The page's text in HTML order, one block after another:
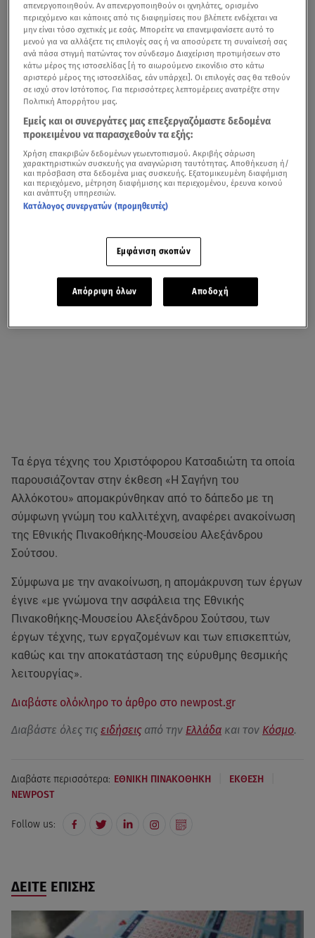
Τα έργα τέχνης του Χριστόφορου Κατσαδιώτη τα οποία
παρουσιάζονταν στην έκθεση «Η Σαγήνη του
Αλλόκοτου» απομακρύνθηκαν από το δάπεδο με τη
σύμφωνη γνώμη του καλλιτέχνη, αναφέρει ανακοίνωση
της Εθνικής Πινακοθήκης-Μουσείου Αλεξάνδρου
Σούτσου.
Σύμφωνα με την ανακοίνωση, η απομάκρυνση των έργων
έγινε «με γνώμονα την ασφάλεια της Εθνικής
Πινακοθήκης-Μουσείου Αλεξάνδρου Σούτσου, των
έργων τέχνης, των εργαζομένων και των επισκεπτών,
καθώς και την αποκατάσταση της εύρυθμης θεσμικής
λειτουργίας».
Διαβάστε ολόκληρο το άρθρο στο newpost.gr
Διαβάστε όλες τις ειδήσεις από την Ελλάδα και τον Κόσμο.
Διαβάστε περισσότερα: ΕΘΝΙΚΗ ΠΙΝΑΚΟΘΗΚΗ ΕΚΘΕΣΗ
NEWPOST
Follow us:
ΔΕΙΤΕ ΕΠΙΣΗΣ
απενεργοποιηθούν. Αν απενεργοποιηθούν οι ιχνηλάτες, ορισμένο
περιεχόμενο και κάποιες από τις διαφημίσεις που βλέπετε ενδέχεται να
μην είναι τόσο σχετικές με εσάς. Μπορείτε να επανεμφανίσετε αυτό το
μενού για να αλλάξετε τις επιλογές σας ή να αποσύρετε τη συναίνεσή σας
ανά πάσα στιγμή πατώντας τον σύνδεσμο Διαχείριση προτιμήσεων στο
κάτω μέρος της ιστοσελίδας [ή το αιωρούμενο εικονίδιο στο κάτω
αριστερό μέρος της ιστοσελίδας, εάν υπάρχει]. Οι επιλογές σας θα τεθούν
σε ισχύ στον Ιστότοπος. Για περισσότερες λεπτομέρειες ανατρέξτε στην
Πολιτική Απορρήτου μας.
Εμείς και οι συνεργάτες μας επεξεργαζόμαστε δεδομένα
προκειμένου να παρασχεθούν τα εξής:
Χρήση επακριβών δεδομένων γεωεντοπισμού. Ακριβής σάρωση
χαρακτηριστικών συσκευής για αναγνώριση ταυτότητας. Αποθήκευση ή/
και πρόσβαση στα δεδομένα μιας συσκευής. Εξατομικευμένη διαφήμιση
και περιεχόμενο, μέτρηση διαφήμισης και περιεχομένου, έρευνα κοινού
και ανάπτυξη υπηρεσιών.
Κατάλογος συνεργατών (προμηθευτές)
Εμφάνιση σκοπών
Απόρριψη όλων Αποδοχή